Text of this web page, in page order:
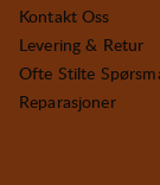
Kontakt Oss
Levering & Retur
Ofte Stilte
Reparasjoner